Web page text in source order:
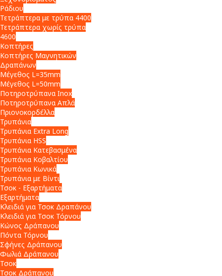
Ράδιου
Τετράπτερα με τρύπα 4400
Τετράπτερα χωρίς τρύπα
4600
Κοπτήρες
Κοπτήρες Μαγνητικών
Δραπάνων
Μέγεθος L=35mm
Μέγεθος L=50mm
Ποτηροτρύπανα Inox
Ποτηροτρύπανα Απλά
Πριονοκορδέλλα
Τρυπάνια
Τρυπάνια Extra Long
Τρυπάνια HSS
Τρυπάνια Κατεβασμένα
Τρυπάνια Κοβαλτίου
Τρυπάνια Κωνικά
Τρυπάνια με Βίντι
Τσοκ - Εξαρτήματα
Εξαρτήματα
Κλειδιά για Τσοκ Δραπάνου
Κλειδιά για Τσοκ Τόρνου
Κώνος Δράπανου
Πόντα Τόρνου
Σφήνες Δράπανου
Φωλιά Δράπανου
Τσοκ
Τσοκ Δράπανου